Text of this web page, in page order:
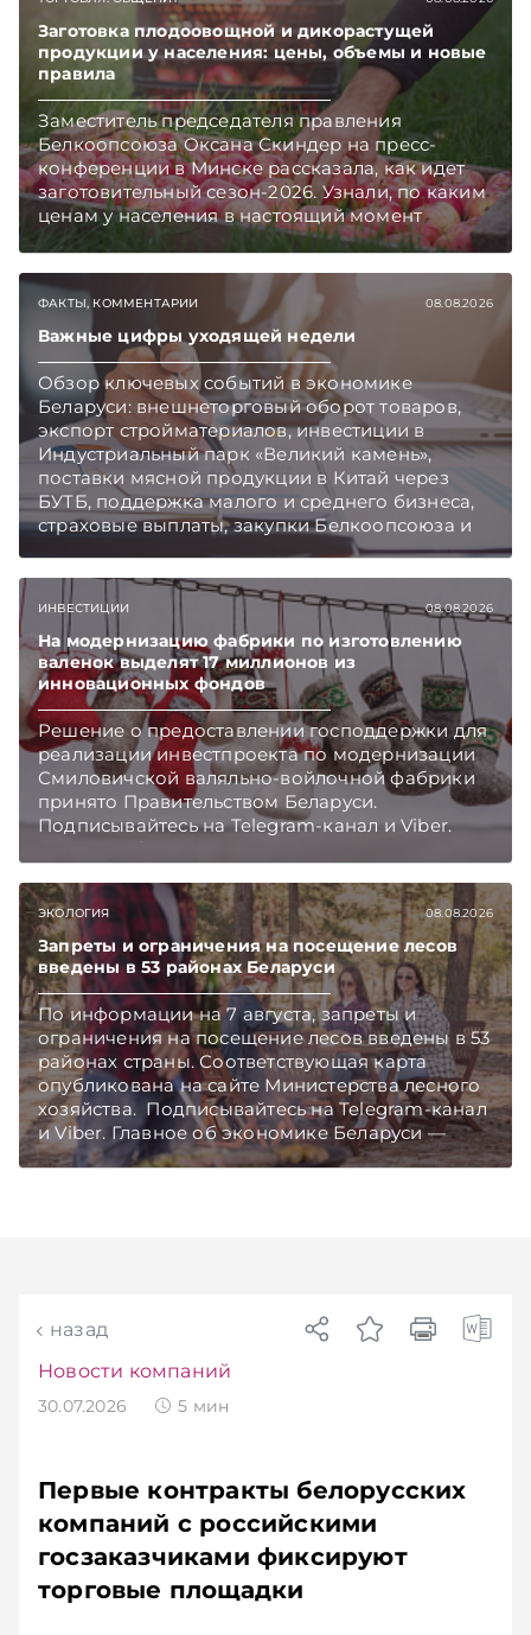
Заготовка плодоовощной и дикорастущей
продукции у населения: цены, объемы и новые
правила
Заместитель председателя правления
Белкоопсоюза Оксана Скиндер на пресс-
конференции в Минске рассказала, как идет
заготовительный сезон-2026. Узнали, по каким
ценам у населения в настоящий момент
закупают продукцию, сколько
как изменились правила игры в текущем году.
Подписывайтесь на Telegram‑канал и Viber.
Главное об экономике Беларуси — раньше,
чем в новостях TelegramViber
ФАКТЫ, КОММЕНТАРИИ 08.08.2026
Важные цифры уходящей недели
Обзор ключевых событий в экономике
Беларуси: внешнеторговый оборот товаров,
экспорт стройматериалов, инвестиции в
Индустриальный парк «Великий камень»,
поставки мясной продукции в Китай через
БУТБ, поддержка малого и среднего бизнеса,
страховые выплаты, закупки Белкоопсоюза и
рост продаж новых автомобилей.
Подписывайтесь на Telegram‑канал и Viber.
Главное об экономике Беларуси — раньше,
чем в новостях TelegramViber
ИНВЕСТИЦИИ 08.08.2026
На модернизацию фабрики по изготовлению
валенок выделят 17 миллионов из
инновационных фондов
Решение о предоставлении господдержки для
реализации инвестпроекта по модернизации
Смиловичской валяльно-войлочной фабрики
принято Правительством Беларуси.
Подписывайтесь на Telegram‑канал и Viber.
Главное об экономике Беларуси — раньше,
ЭКОЛОГИЯ 08.08.2026
Запреты и ограничения на посещение лесов
введены в 53 районах Беларуси
По информации на 7 августа, запреты и
ограничения на посещение лесов введены в 53
районах страны. Соответствующая карта
опубликована на сайте Министерства лесного
хозяйства. Подписывайтесь на Telegram‑канал
и Viber. Главное об экономике Беларуси —
раньше, чем в новостях TelegramViber
назад
Новости компаний
30.07.2026 5 мин
Первые контракты белорусских
компаний с российскими
госзаказчиками фиксируют
торговые площадки